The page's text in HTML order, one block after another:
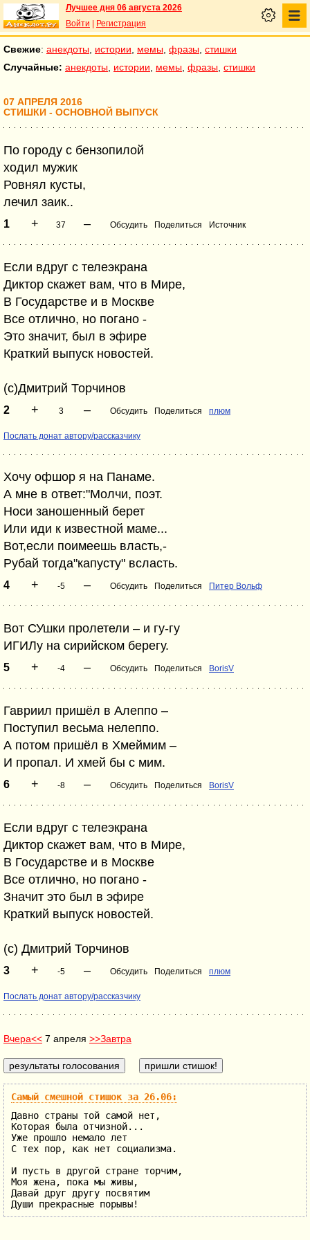
Лучшее дня 06 августа 2026
Войти
Регистрация
Свежие: анекдоты истории мемы фразы стишки
Случайные: анекдоты истории мемы фразы стишки
07 АПРЕЛЯ 2016
СТИШКИ - ОСНОВНОЙ ВЫПУСК
По городу с бензопилой
ходил мужик
Ровнял кусты,
лечил заик..
1 + 37 – Обсудить Поделиться Источник
Если вдруг с телеэкрана
Диктор скажет вам, что в Мире,
В Государстве и в Москве
Все отлично, но погано -
Это значит, был в эфире
Краткий выпуск новостей.
(с)Дмитрий Торчинов
2 + 3 – Обсудить Поделиться плюм
Послать донат автору/рассказчику
Хочу офшор я на Панаме.
А мне в ответ:"Молчи, поэт.
Носи заношенный берет
Или иди к известной маме...
Вот,если поимеешь власть,-
Рубай тогда"капусту" всласть.
4 + -5 – Обсудить Поделиться Питер Вольф
Вот СУшки пролетели – и гу-гу
ИГИЛу на сирийском берегу.
5 + -4 – Обсудить Поделиться BorisV
Гавриил пришёл в Алеппо –
Поступил весьма нелеппо.
А потом пришёл в Хмеймим –
И пропал. И хмей бы с мим.
6 + -8 – Обсудить Поделиться BorisV
Если вдруг с телеэкрана
Диктор скажет вам, что в Мире,
В Государстве и в Москве
Все отлично, но погано -
Значит это был в эфире
Краткий выпуск новостей.
(с) Дмитрий Торчинов
3 + -5 – Обсудить Поделиться плюм
Послать донат автору/рассказчику
Вчера<< 7 апреля >>Завтра
Самый смешной стишок за 26.06:
Давно страны той самой нет,
Которая была отчизной...
Уже прошло немало лет
С тех пор, как нет социализма.
И пусть в другой стране торчим,
Моя жена, пока мы живы,
Давай друг другу посвятим
Души прекрасные порывы!